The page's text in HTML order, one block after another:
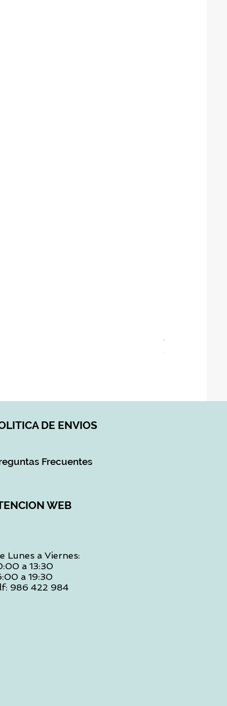
ASIENTO BAÑO
DE ENVIOS
Frecuentes
WEB
Lunes a Viernes:
a 13:30
a 19:30
986 422 984